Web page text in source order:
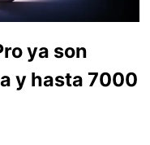
ya son
y hasta 7000